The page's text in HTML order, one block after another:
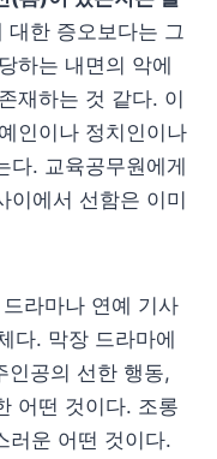
대한 증오보다는 그
하는 내면의 악에
재하는 것 같다. 이
인이나 정치인이나
다. 교육공무원에게
이에서 선함은 이미
라마나 연예 기사
다. 막장 드라마에
인공의 선한 행동,
어떤 것이다. 조롱
러운 어떤 것이다.